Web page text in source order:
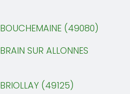
(49080)
SUR ALLONNES
(49125)